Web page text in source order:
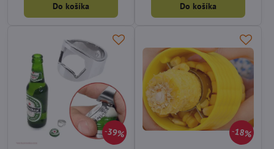
Do košíka Do košíka
39% 18%